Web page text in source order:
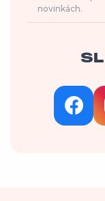
novinkách.